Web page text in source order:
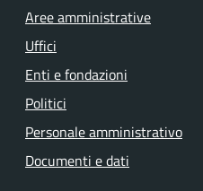
Aree amministrative
Uffici
Enti e fondazioni
Politici
Personale amministrativo
Documenti e dati